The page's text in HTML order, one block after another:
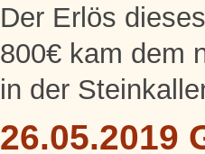
Der Erlös
800€ kam dem
in der
26.05.2019